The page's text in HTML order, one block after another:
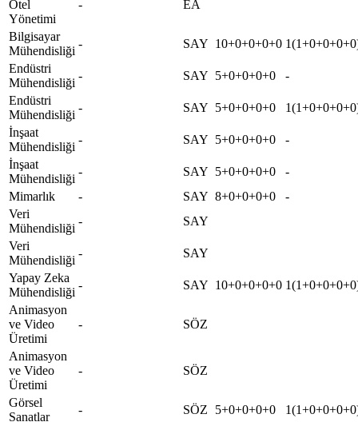
Otel
Yönetimi
- EA
Bilgisayar
Mühendisliği
- SAY 10+0+0+0+0
Endüstri
Mühendisliği
- SAY 5+0+0+0+0
-
Endüstri
Mühendisliği
- SAY 5+0+0+0+0
İnşaat
Mühendisliği
- SAY 5+0+0+0+0
-
İnşaat
Mühendisliği
- SAY 5+0+0+0+0
-
Mimarlık
- SAY 8+0+0+0+0
-
Veri
Mühendisliği
-
SAY
Veri
Mühendisliği
-
SAY
Yapay Zeka
Mühendisliği
- SAY 10+0+0+0+0
Animasyon
ve Video
Üretimi
- SÖZ
Animasyon
ve Video
Üretimi
- SÖZ
Görsel
Sanatlar
- SÖZ 5+0+0+0+0